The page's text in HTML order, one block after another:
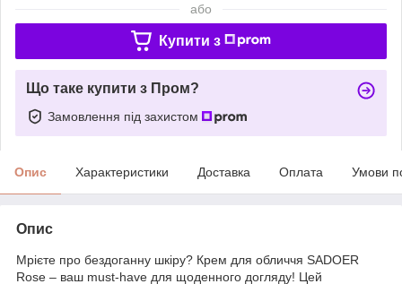
або
Купити з
Що таке купити з Пром?
Замовлення під захистом
Опис Характеристики Доставка Оплата Умови
Опис
Мрієте про бездоганну шкіру? Крем для обличчя SADOER
Rose – ваш must-have для щоденного догляду! Цей